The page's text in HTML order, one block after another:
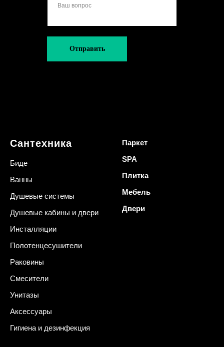
Отправить
Сантехника
Биде
Ванны
Душевые системы
Душевые кабины и двери
Инсталляции
Полотенцесушители
Раковины
Смесители
Унитазы
Аксессуары
Гигиена и дезинфекция
Паркет
SPA
Плитка
Мебель
Двери